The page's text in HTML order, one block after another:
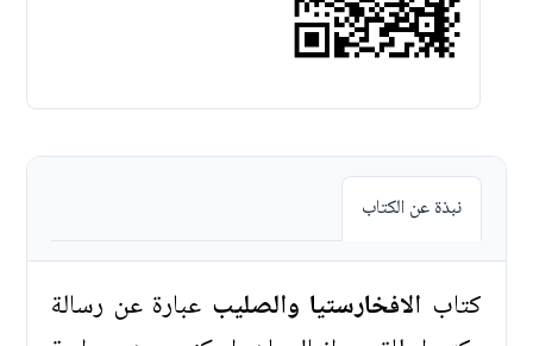
نبذة عن الكتاب
كتاب الافخارستيا والصليب عبارة عن رسالة